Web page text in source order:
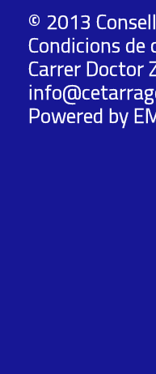
© 2013
Condicions
Carrer Doctor
Powered by